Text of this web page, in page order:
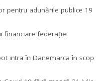
pentru adunările publice 19
financiare federației
intra în Danemarca în scop